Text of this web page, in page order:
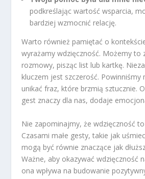
podkreślając wartość wsparcia,
bardziej wzmocnić relację.
Warto również pamiętać o
wyrażamy wdzięczność. Możemy to
rozmowy, pisząc list lub kartkę.
kluczem jest szczerość. Powinniśmy
unikać fraz, które brzmią sztucznie.
gest znaczy dla nas, dodaje
Nie zapominajmy, że wdzięczność
Czasami małe gesty, takie jak
mogą być równie znaczące jak
Ważne, aby okazywać wdzięczność
ona wpływa na budowanie